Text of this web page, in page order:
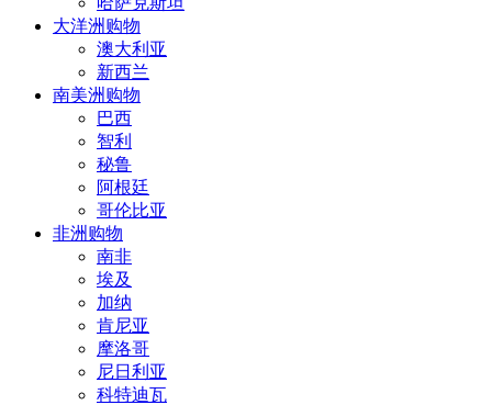
大洋洲购物
澳大利亚
新西兰
南美洲购物
巴西
智利
秘鲁
阿根廷
哥伦比亚
非洲购物
南非
埃及
加纳
肯尼亚
摩洛哥
尼日利亚
科特迪瓦